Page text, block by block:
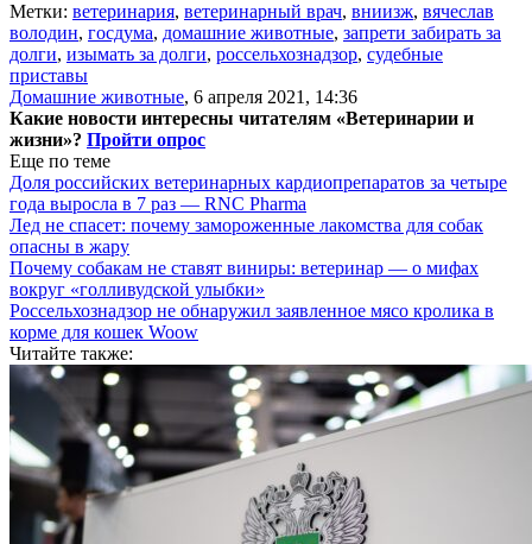
Метки: ветеринария, ветеринарный врач, вниизж, вячеслав
володин, госдума, домашние животные, запрети забирать за
долги, изымать за долги, россельхознадзор, судебные
приставы
Домашние животные, 6 апреля 2021, 14:36
Какие новости интересны читателям «Ветеринарии и
жизни»? Пройти опрос
Еще по теме
Доля российских ветеринарных кардиопрепаратов за четыре
года выросла в 7 раз — RNC Pharma
Лед не спасет: почему замороженные лакомства для собак
опасны в жару
Почему собакам не ставят виниры: ветеринар — о мифах
вокруг «голливудской улыбки»
Россельхознадзор не обнаружил заявленное мясо кролика в
корме для кошек Woow
Читайте также: